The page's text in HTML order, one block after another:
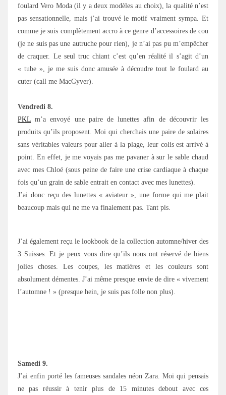
foulard Vero Moda (il y a deux modèles au choix), la qualité n’est
pas sensationnelle, mais j’ai trouvé le motif vraiment sympa. Et
comme je suis complètement accro à ce genre d’accessoires de cou
(je ne suis pas une autruche pour rien), je n’ai pas pu m’empêcher
de craquer. Le seul truc chiant c’est qu’en réalité il s’agit d’un
« tube », je me suis donc amusée à découdre tout le foulard au
cuter (call me MacGyver).
Vendredi 8.
PKL m’a envoyé une paire de lunettes afin de découvrir les
produits qu’ils proposent. Moi qui cherchais une paire de solaires
sans véritables valeurs pour aller à la plage, leur colis est arrivé à
point. En effet, je me voyais pas me pavaner à sur le sable chaud
avec mes Chloé (sous peine de faire une crise cardiaque à chaque
fois qu’un grain de sable entrait en contact avec mes lunettes).
J’ai donc reçu des lunettes « aviateur », une forme qui me plait
beaucoup mais qui ne me va finalement pas. Tant pis.
J’ai également reçu le lookbook de la collection automne/hiver des
3 Suisses. Et je peux vous dire qu’ils nous ont réservé de biens
jolies choses. Les coupes, les matières et les couleurs sont
absolument démentes. J’ai même presque envie de dire « vivement
l’automne ! » (presque hein, je suis pas folle non plus).
Samedi 9.
J’ai enfin porté les fameuses sandales néon Zara. Moi qui pensais
ne pas réussir à tenir plus de 15 minutes debout avec ces